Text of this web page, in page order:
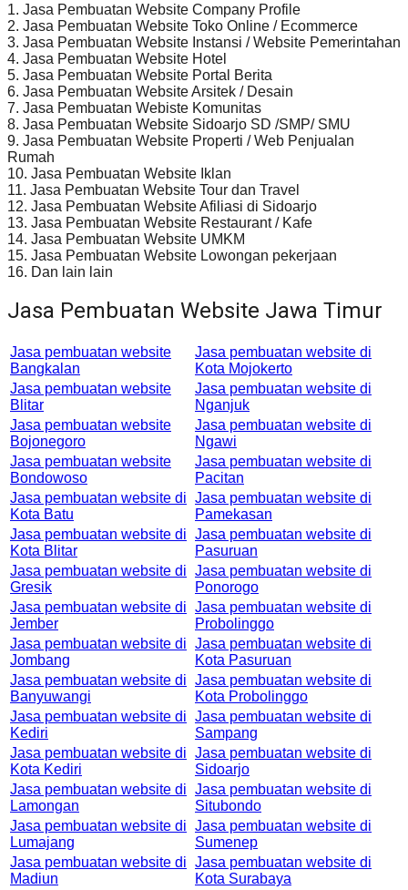
1. Jasa Pembuatan Website Company Profile
2. Jasa Pembuatan Website Toko Online / Ecommerce
3. Jasa Pembuatan Website Instansi / Website Pemerintahan
4. Jasa Pembuatan Website Hotel
5. Jasa Pembuatan Website Portal Berita
6. Jasa Pembuatan Website Arsitek / Desain
7. Jasa Pembuatan Webiste Komunitas
8. Jasa Pembuatan Website Sidoarjo SD /SMP/ SMU
9. Jasa Pembuatan Website Properti / Web Penjualan
Rumah
10. Jasa Pembuatan Website Iklan
11. Jasa Pembuatan Website Tour dan Travel
12. Jasa Pembuatan Website Afiliasi di Sidoarjo
13. Jasa Pembuatan Website Restaurant / Kafe
14. Jasa Pembuatan Website UMKM
15. Jasa Pembuatan Website Lowongan pekerjaan
16. Dan lain lain
Jasa Pembuatan Website Jawa Timur
Jasa pembuatan website
Bangkalan
Jasa pembuatan website di
Kota Mojokerto
Jasa pembuatan website
Blitar
Jasa pembuatan website di
Nganjuk
Jasa pembuatan website
Bojonegoro
Jasa pembuatan website di
Ngawi
Jasa pembuatan website
Bondowoso
Jasa pembuatan website di
Pacitan
Jasa pembuatan website di
Kota Batu
Jasa pembuatan website di
Pamekasan
Jasa pembuatan website di
Kota Blitar
Jasa pembuatan website di
Pasuruan
Jasa pembuatan website di
Gresik
Jasa pembuatan website di
Ponorogo
Jasa pembuatan website di
Jember
Jasa pembuatan website di
Probolinggo
Jasa pembuatan website di
Jombang
Jasa pembuatan website di
Kota Pasuruan
Jasa pembuatan website di
Banyuwangi
Jasa pembuatan website di
Kota Probolinggo
Jasa pembuatan website di
Kediri
Jasa pembuatan website di
Sampang
Jasa pembuatan website di
Kota Kediri
Jasa pembuatan website di
Sidoarjo
Jasa pembuatan website di
Lamongan
Jasa pembuatan website di
Situbondo
Jasa pembuatan website di
Lumajang
Jasa pembuatan website di
Sumenep
Jasa pembuatan website di
Madiun
Jasa pembuatan website di
Kota Surabaya